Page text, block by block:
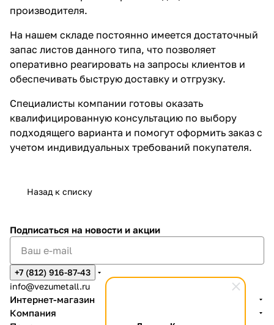
производителя.
На нашем складе постоянно имеется достаточный
запас листов данного типа, что позволяет
оперативно реагировать на запросы клиентов и
обеспечивать быструю доставку и отгрузку.
Специалисты компании готовы оказать
квалифицированную консультацию по выбору
подходящего варианта и помогут оформить заказ с
учетом индивидуальных требований покупателя.
Назад к списку
Подписаться на новости и акции
+7 (812) 916-87-43
info@vezumetall.ru
Интернет-магазин
Компания